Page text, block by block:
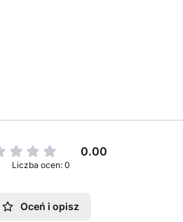
0.00
Liczba ocen: 0
Oceń i opisz